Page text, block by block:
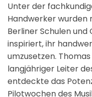
Unter der
Handwerker wurden
Berliner Schulen
inspiriert, ihr
umzusetzen.
langjähriger Leiter
entdeckte das
Pilotwochen des